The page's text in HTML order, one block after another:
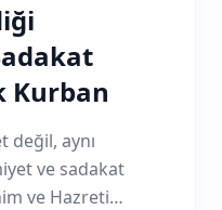
Kurban
değil, aynı
ve sadakat
ve Hazreti